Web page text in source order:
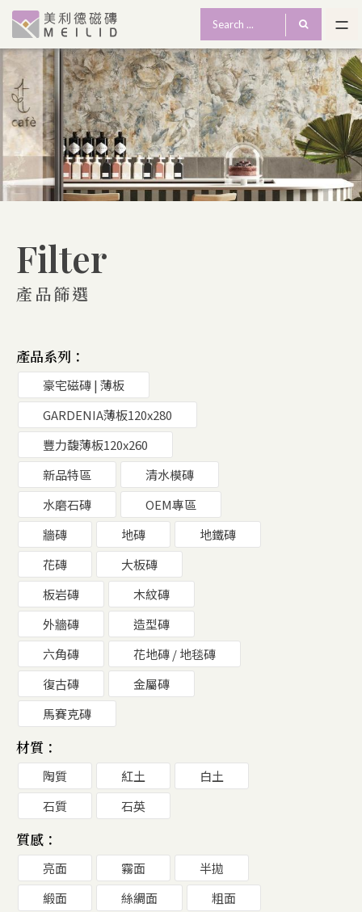
Filter
產品篩選
產品系列：
豪宅磁磚 | 薄板
GARDENIA薄板120x280
豐力馥薄板120x260
新品特區
清水模磚
水磨石磚
OEM專區
牆磚
地磚
地鐵磚
花磚
大板磚
板岩磚
木紋磚
外牆磚
造型磚
六角磚
花地磚 / 地毯磚
復古磚
金屬磚
馬賽克磚
材質：
陶質 紅土
白土
石質
石英
質感：
亮面 霧面
半拋
緞面
絲綢面
粗面